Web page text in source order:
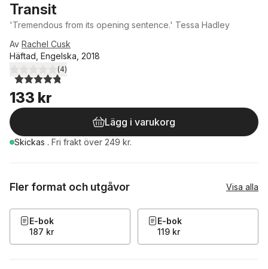
Transit
'Tremendous from its opening sentence.' Tessa Hadley
Av Rachel Cusk
Häftad, Engelska, 2018
4,8utav 5 stjärnor. Totalt antal röster:
(4)
133 kr
Lägg i varukorg
Skickas . Fri frakt över 249 kr.
Fler format och utgåvor Visa alla
E-bok
187 kr
E-bok
119 kr